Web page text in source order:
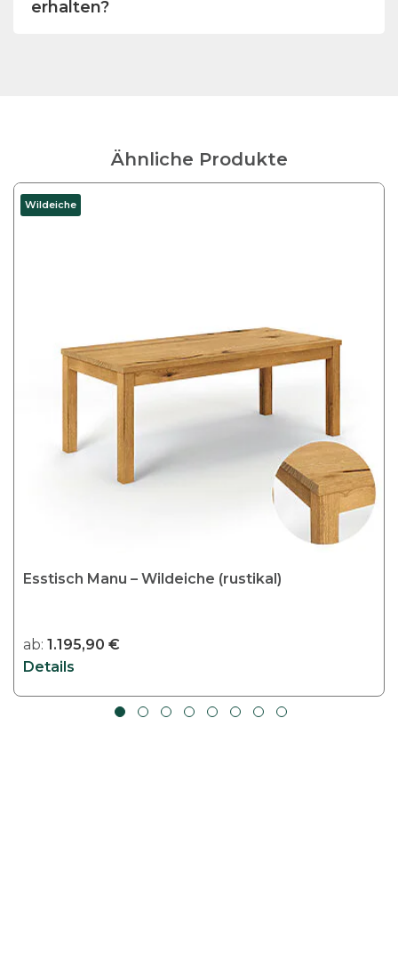
erhalten?
Ähnliche Produkte
Wildeiche
Esstisch Manu – Wildeiche (rustikal)
ab: 1.195,90 €
Details